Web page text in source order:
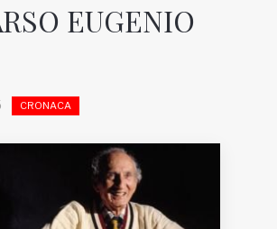
EUGENIO
CRONACA